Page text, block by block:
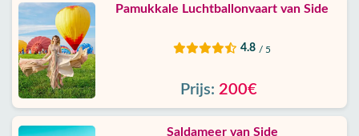
Pamukkale Luchtballonvaart van Side
4.8 / 5
Prijs: 200€
Saldameer van Side